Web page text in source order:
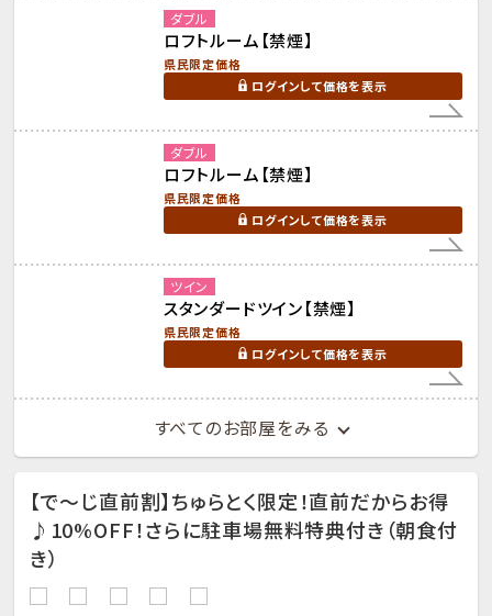
ダブル
ロフトルーム【禁煙】
県民限定価格
ログインして価格を表示
ダブル
ロフトルーム【禁煙】
県民限定価格
ログインして価格を表示
ツイン
スタンダードツイン【禁煙】
県民限定価格
ログインして価格を表示
すべてのお部屋をみる
【で～じ直前割】ちゅらとく限定！直前だからお得
♪10%OFF！さらに駐車場無料特典付き（朝食付
き）